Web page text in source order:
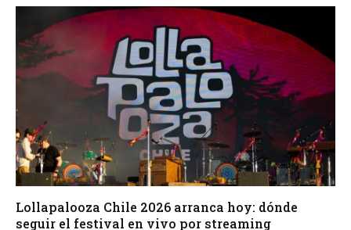
Lollapalooza Chile 2026 arranca hoy: dónde
seguir el festival en vivo por streaming